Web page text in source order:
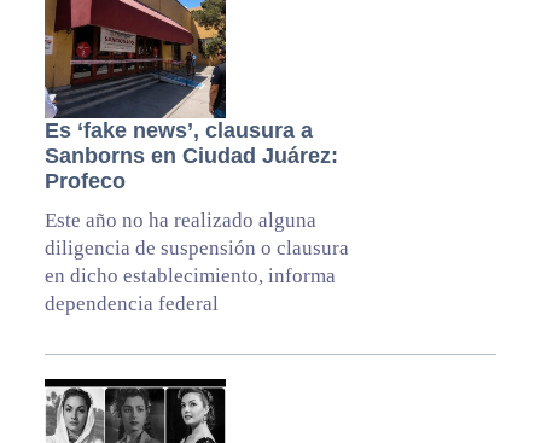
Es ‘fake news’, clausura a
Sanborns en Ciudad Juárez:
Profeco
Este año no ha realizado alguna
diligencia de suspensión o clausura
en dicho establecimiento, informa
dependencia federal